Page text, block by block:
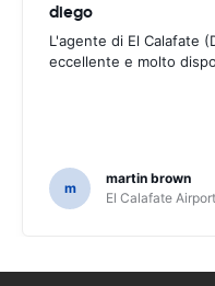
diego
L'agente di El Calafate
eccellente e molto
m
martin brown
El Calafate Airport